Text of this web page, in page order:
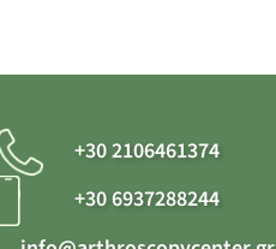
+30 2106461374
+30 6937288244